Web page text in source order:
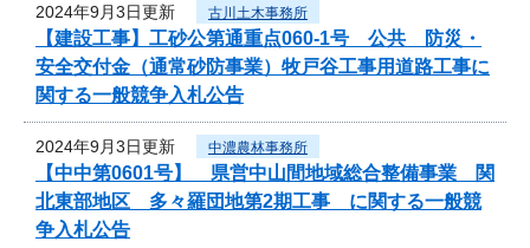
2024年9月3日更新 古川土木事務所
【建設工事】工砂公第通重点060-1号 公共 防災・
安全交付金（通常砂防事業）牧戸谷工事用道路工事に
関する一般競争入札公告
2024年9月3日更新 中濃農林事務所
【中中第0601号】 県営中山間地域総合整備事業 関
北東部地区 多々羅団地第2期工事 に関する一般競
争入札公告